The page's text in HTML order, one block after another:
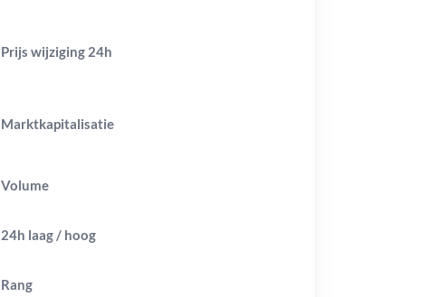
Prijs wijziging 24h
Marktkapitalisatie
Volume
24h laag / hoog
Rang